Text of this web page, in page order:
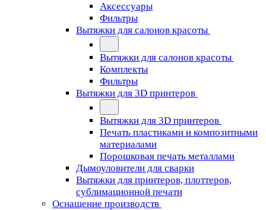
Аксессуары
Фильтры
Вытяжки для салонов красоты
Вытяжки для салонов красоты
Комплекты
Фильтры
Вытяжки для 3D принтеров
Вытяжки для 3D принтеров
Печать пластиками и композитными
материалами
Порошковая печать металлами
Дымоуловители для сварки
Вытяжки для принтеров, плоттеров,
сублимационной печати
Оснащение производств